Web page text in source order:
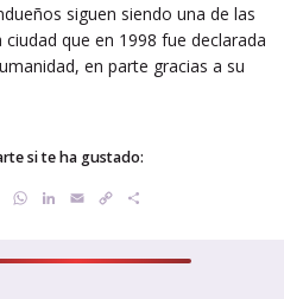
siguen siendo una de las
que en 1998 fue declarada
en parte gracias a su
si te ha gustado:
Facebook
WhatsApp
LinkedIn
EmailCopy